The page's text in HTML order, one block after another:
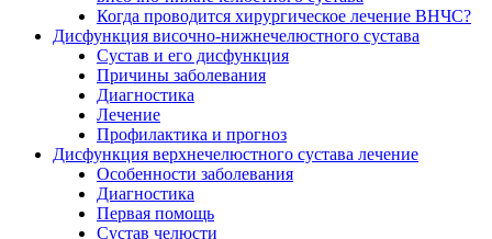
Когда проводится хирургическое лечение ВНЧС?
Дисфункция височно-нижнечелюстного сустава
Сустав и его дисфункция
Причины заболевания
Диагностика
Лечение
Профилактика и прогноз
Дисфункция верхнечелюстного сустава лечение
Особенности заболевания
Диагностика
Первая помощь
Сустав челюсти